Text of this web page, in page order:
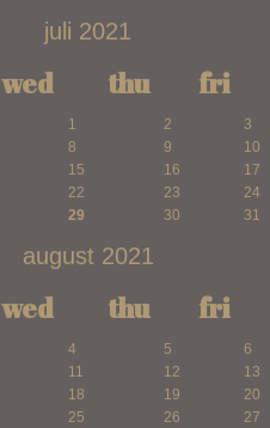
juli 2021
wed thu fri
1 2
3
8 9
10
15 16
17
22 23
24
29 30 31
august 2021
wed thu fri
4 5
6
11 12
13
18 19
20
25 26
27